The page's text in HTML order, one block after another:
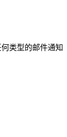
类型的邮件通知